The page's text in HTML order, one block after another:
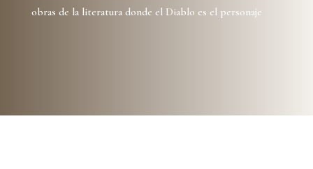
obras de la literatura donde el Diablo es el personaje